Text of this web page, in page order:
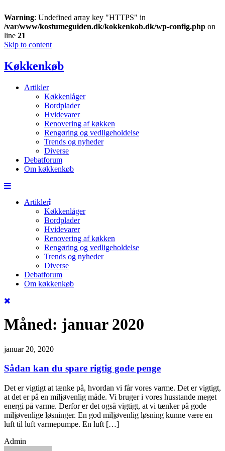
Warning: Undefined array key "HTTPS" in
/var/www/kostumeguiden.dk/kokkenkob.dk/wp-config.php on
line 21
Skip to content
Køkkenkøb
Artikler
Køkkenlåger
Bordplader
Hvidevarer
Renovering af køkken
Rengøring og vedligeholdelse
Trends og nyheder
Diverse
Debatforum
Om køkkenkøb
Artikler
Køkkenlåger
Bordplader
Hvidevarer
Renovering af køkken
Rengøring og vedligeholdelse
Trends og nyheder
Diverse
Debatforum
Om køkkenkøb
Måned: januar 2020
januar 20, 2020
Sådan kan du spare rigtig gode penge
Det er vigtigt at tænke på, hvordan vi får vores varme. Det er vigtigt,
at det er på en miljøvenlig måde. Vi bruger i vores husstande meget
energi på varme. Derfor er det også vigtigt, at vi tænker på gode
miljøvenlige løsninger. En god miljøvenlig løsning kunne være en
luft til luft varmepumpe. En luft […]
Admin